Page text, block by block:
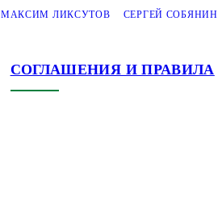
МАКСИМ ЛИКСУТОВ СЕРГЕЙ СОБЯНИН
СОГЛАШЕНИЯ И ПРАВИЛА